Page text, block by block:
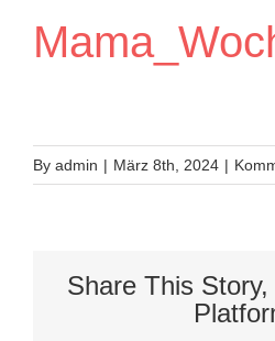
By admin | März 8th, 2024 |
Share This